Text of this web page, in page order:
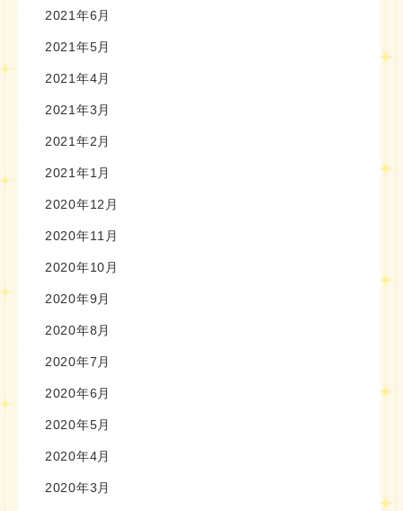
2021年6月
2021年5月
2021年4月
2021年3月
2021年2月
2021年1月
2020年12月
2020年11月
2020年10月
2020年9月
2020年8月
2020年7月
2020年6月
2020年5月
2020年4月
2020年3月